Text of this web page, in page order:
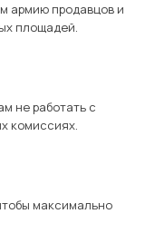
армию продавцов и
площадей.
не работать с
комиссиях.
максимально